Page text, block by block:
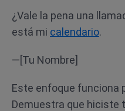
¿Vale la pena una
está mi calendario.
—[Tu Nombre]
Este enfoque funciona
Demuestra que hiciste